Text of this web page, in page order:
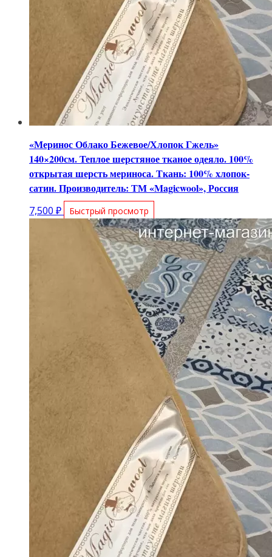
«Меринос Облако Бежевое/Хлопок Гжель»
140×200см. Теплое шерстяное тканое одеяло. 100%
открытая шерсть мериноса. Ткань: 100% хлопок-
сатин. Производитель: ТМ «Magicwool», Россия
7,500 ₽ Быстрый просмотр